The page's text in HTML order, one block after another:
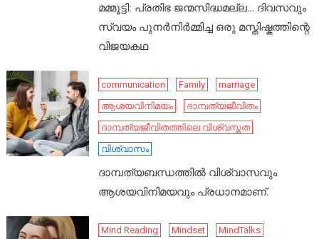
മമ്മൂട്ടി: പ്രതിഭ ജന്മസിദ്ധമല്ല… ദിവസവും
സ്വയം പുനർനിർമ്മിച്ച ഒരു മസ്തിഷ്കത്തിന്റെ
വിജയകഥ
communication Family
marriage
ആശയവിനിമയം
ദാമ്പത്യജീവിതം
ദാമ്പത്യജീവിതത്തിലെ വിശ്വസ്തത
വിശ്വാസം
ദാമ്പത്യബന്ധത്തിൽ വിശ്വാസവും
ആശയവിനിമയവും പ്രധാനമാണ്.
Mind Reading Mindset
MindTalks